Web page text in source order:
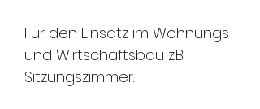
Für den Einsatz im Wohnungs-
und Wirtschaftsbau z.B.
Sitzungszimmer.